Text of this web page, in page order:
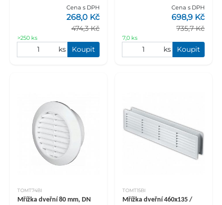
Cena s DPH
474,3 Kč
268,0 Kč
>250 ks
ks Koupit
Cena s DPH
735,7 Kč
698,9 Kč
7,0 ks
ks Koupit
TOMT74BI
Mřížka dveřní 80 mm, DN
TOMT15BI
Mřížka dveřní 460x135 /